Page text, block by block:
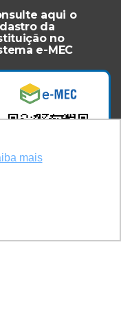
mais
aqui o
da
no
e-MEC